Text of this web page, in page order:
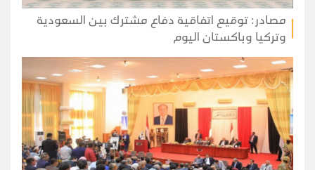
مصادر: توقيع اتفاقية دفاع مشترك بين السعودية
وتركيا وباكستان اليوم